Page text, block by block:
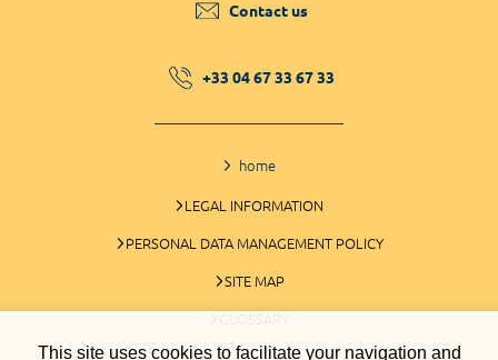
This site uses cookies to facilitate your navigation and
Contact us
+33 04 67 33 67 33
home
LEGAL INFORMATION
PERSONAL DATA MANAGEMENT POLICY
SITE MAP
GLOSSARY